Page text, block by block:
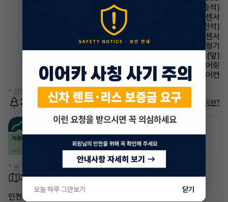
시트 통풍시트(동승석)
주차보조 후방감지센서
시트 통풍시트(운전석)
주차보조 전방감지센서
에어컨 공기청정기
시트 열선시트(앞)
스티어링휠 텔레스코픽 스티어링
에어컨 풀오토에어컨
* 정확한 정보는 판매자와 반드시 확인하시기 바랍니다.
저공해차량 정보 저공해차량이란?
50% 할인 50% 할인
* 본 정보는 지자체마다 다를 수 있으니 실제 정보와 확인해 주세요.
차량 위치
인천 연수구 동춘동
오늘 하루 그만보기 닫기